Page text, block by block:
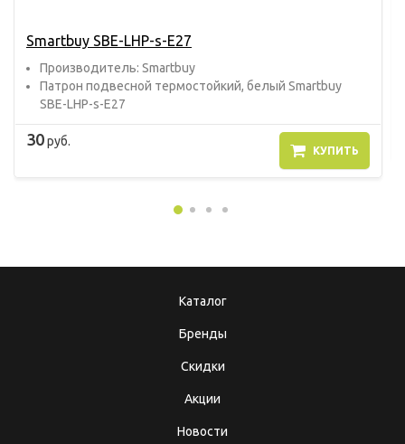
Smartbuy SBE-LHP-s-E27
Прoизвoдитель: Smartbuy
Патрон подвесной термостойкий, белый Smartbuy
SBE-LHP-s-E27
30руб.
КУПИТЬ
Каталог
Бренды
Скидки
Акции
Новости